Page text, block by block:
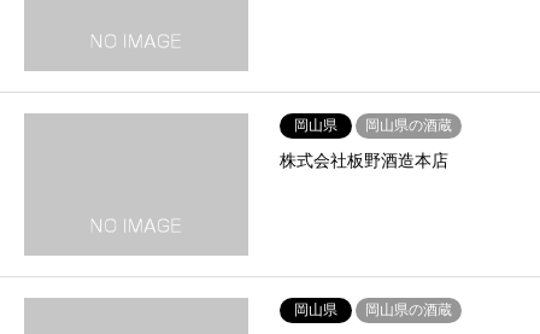
岡山県 岡山県の酒蔵
株式会社板野酒造本店
岡山県 岡山県の酒蔵